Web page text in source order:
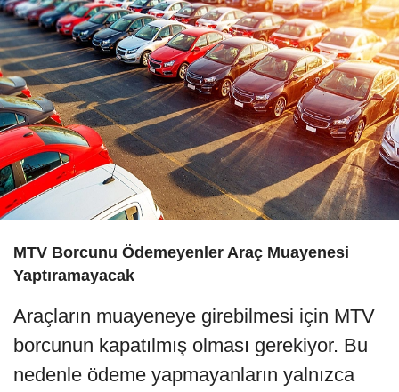
MTV Borcunu Ödemeyenler Araç Muayenesi
Yaptıramayacak
Araçların muayeneye girebilmesi için MTV
borcunun kapatılmış olması gerekiyor. Bu
nedenle ödeme yapmayanların yalnızca